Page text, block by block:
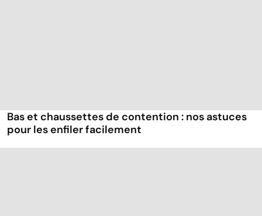
Bas et chaussettes de contention : nos astuces
pour les enfiler facilement